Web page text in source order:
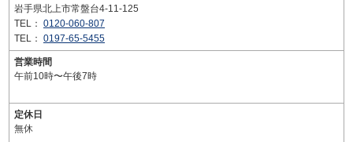
岩手県北上市常盤台4-11-125
TEL： 0120-060-807
TEL： 0197-65-5455
営業時間
午前10時〜午後7時
定休日
無休